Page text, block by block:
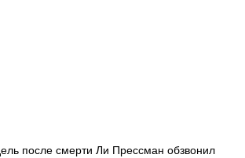
после смерти Ли Прессман обзвонил